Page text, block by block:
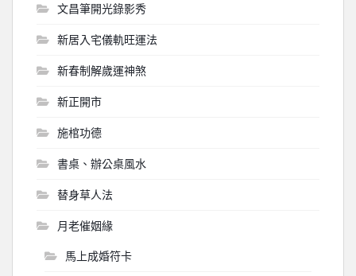
文昌筆開光錄影秀
新居入宅儀軌旺運法
新春制解歲運神煞
新正開市
施棺功德
書桌、辦公桌風水
替身草人法
月老催姻緣
馬上成婚符卡